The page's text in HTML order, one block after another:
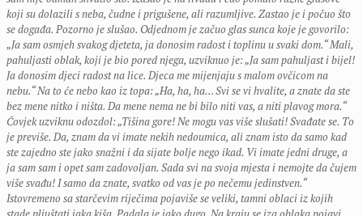
koji su dolazili s neba, čudne i prigušene, ali razumljive. Zastao je i počuo što
se događa. Pozorno je slušao. Odjednom je začuo glas sunca koje je govorilo:
„Ja sam osmjeh svakog djeteta, ja donosim radost i toplinu u svaki dom.“ Mali,
pahuljasti oblak, koji je bio pored njega, uzviknuo je: „Ja sam pahuljast i bijel!
Ja donosim djeci radost na lice. Djeca me mijenjaju s malom ovčicom na
nebu.“ Na to će nebo kao iz topa: „Ha, ha, ha… Svi se vi hvalite, a znate da ste
bez mene nitko i ništa. Da mene nema ne bi bilo niti vas, a niti plavog mora.“
Čovjek uzviknu odozdol: „Tišina gore! Ne mogu vas više slušati! Svađate se. To
je previše. Da, znam da vi imate nekih nedoumica, ali znam isto da samo kad
ste zajedno ste jako snažni i da sijate bolje nego ikad. Vi imate jedni druge, a
ja sam sam i opet sam zadovoljan. Sada svi na svoja mjesta i nemojte da čujem
više svađu! I samo da znate, svatko od vas je po nečemu jedinstven.“
Istovremeno sa starčevim riječima pojaviše se veliki, tamni oblaci iz kojih